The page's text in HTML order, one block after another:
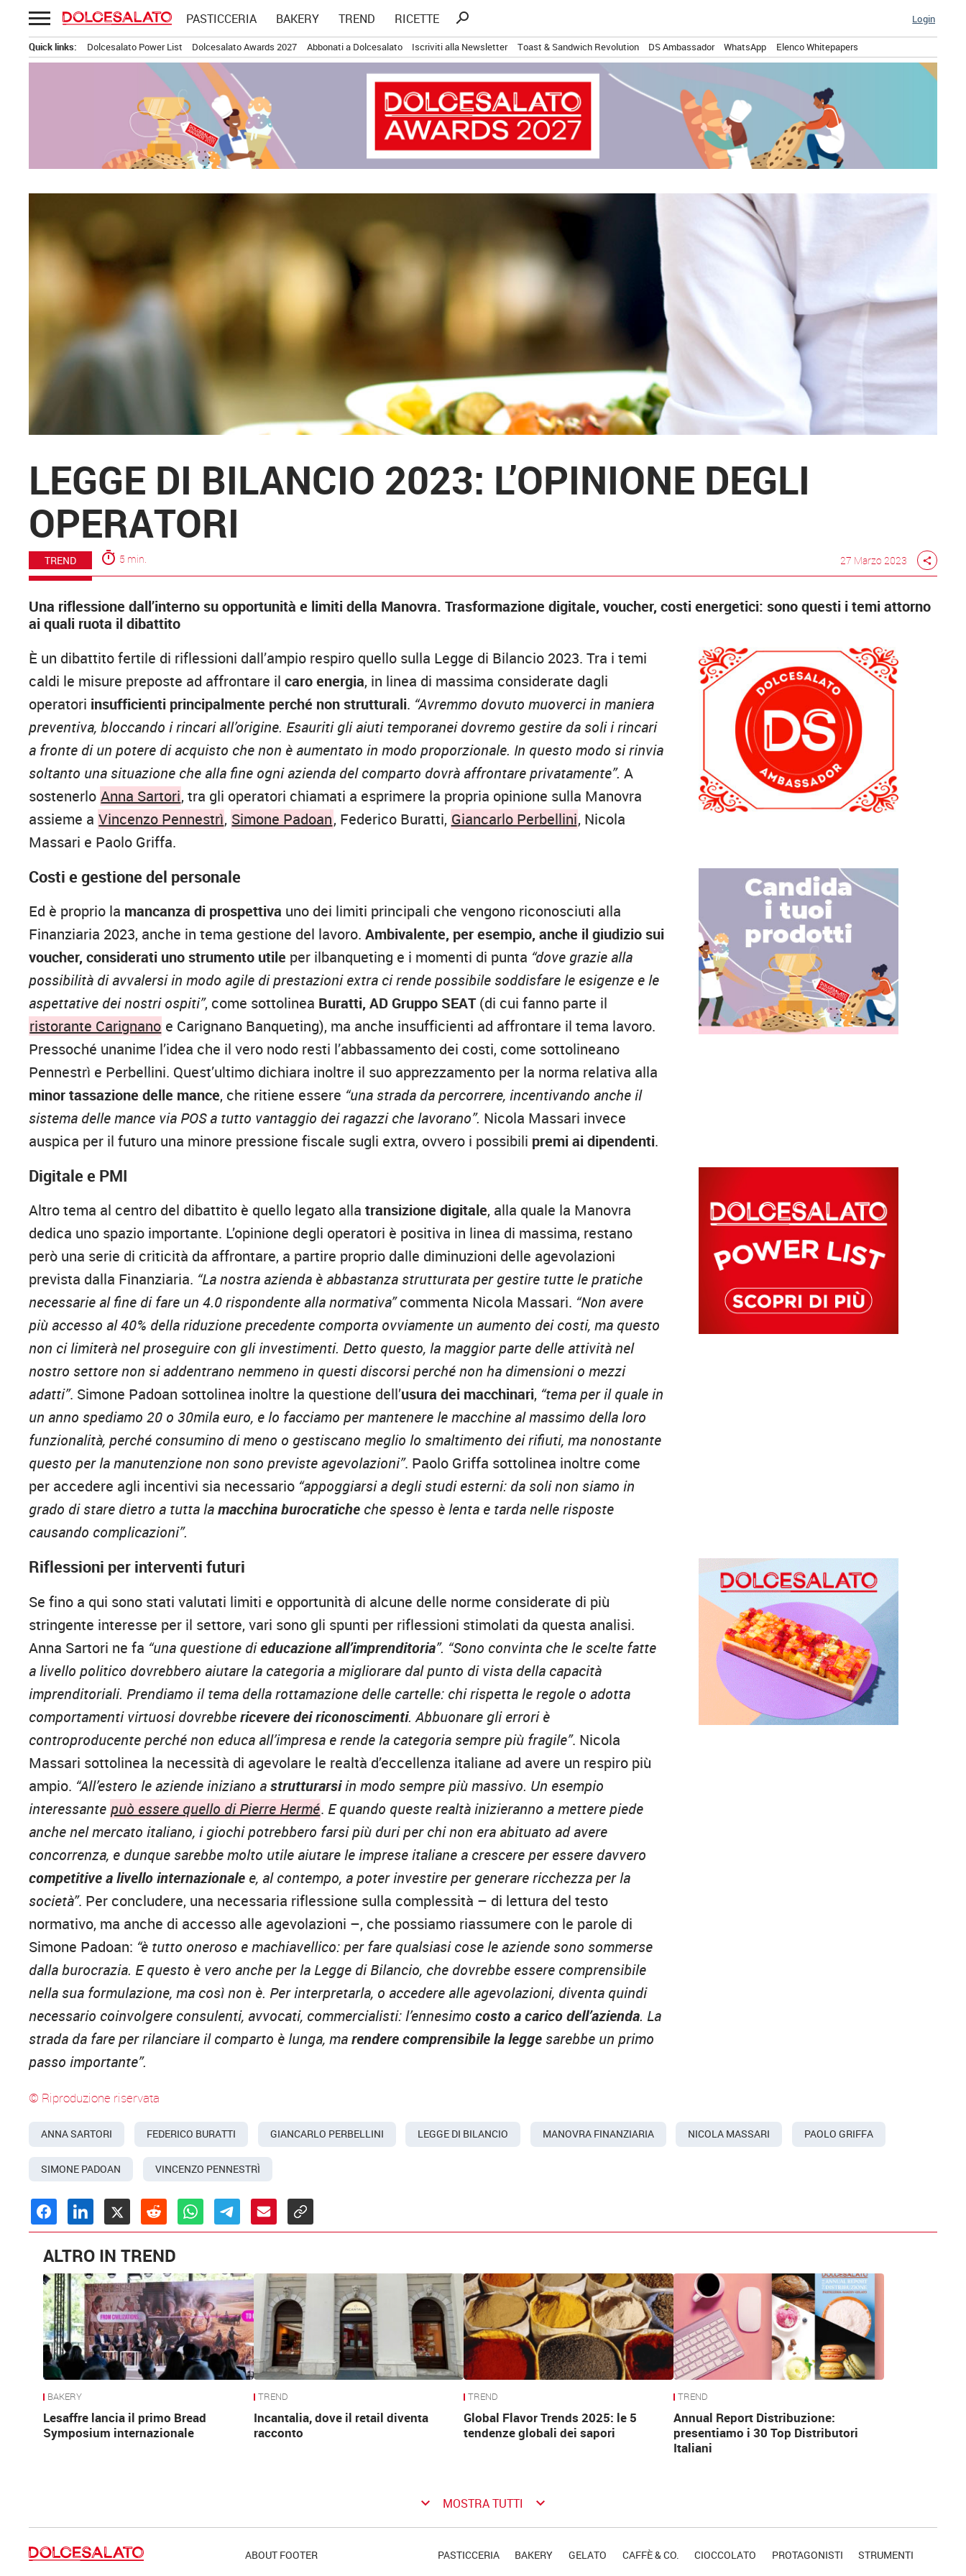
Passa
al
contenuto
PASTICCERIA BAKERY TREND RICETTE
Ricerca
search Login
Quick links: Dolcesalato Power List Dolcesalato Awards 2027 Abbonati a Dolcesalato Iscriviti alla Newsletter Toast & Sandwich Revolution DS Ambassador WhatsApp Elenco Whitepapers
LEGGE DI BILANCIO 2023: L’OPINIONE DEGLI
OPERATORI
TREND timer 5 min. 27 Marzo 2023 share
Una riflessione dall’interno su opportunità e limiti della Manovra. Trasformazione digitale, voucher, costi energetici: sono questi i temi attorno
ai quali ruota il dibattito
È un dibattito fertile di riflessioni dall’ampio respiro quello sulla Legge di Bilancio 2023. Tra i temi
caldi le misure preposte ad affrontare ilcaro energia, in linea di massima considerate dagli
operatori insufficienti principalmente perché non strutturali. “Avremmo dovuto muoverci in maniera
preventiva, bloccando i rincari all’origine. Esauriti gli aiuti temporanei dovremo gestire da soli i rincari
a fronte di un potere di acquisto che non è aumentato in modo proporzionale. In questo modo si rinvia
soltanto una situazione che alla fine ogni azienda del comparto dovrà affrontare privatamente”. A
sostenerlo Anna Sartori, tra gli operatori chiamati a esprimere la propria opinione sulla Manovra
assieme a Vincenzo Pennestrì, Simone Padoan, Federico Buratti, Giancarlo Perbellini, Nicola
Massari e Paolo Griffa.
Costi e gestione del personale
Ed è proprio la mancanza di prospettiva uno dei limiti principali che vengono riconosciuti alla
Finanziaria 2023, anche in tema gestione del lavoro.Ambivalente, per esempio, anche il giudizio sui
voucher, considerati uno strumento utile per ilbanqueting e i momenti di punta “dove grazie alla
possibilità di avvalersi in modo agile di prestazioni extra ci rende possibile soddisfare le esigenze e le
aspettative dei nostri ospiti”, come sottolinea Buratti, AD Gruppo SEAT(di cui fanno parte il
ristorante Carignano e Carignano Banqueting), ma anche insufficienti ad affrontare il tema lavoro.
Pressoché unanime l’idea che il vero nodo resti l’abbassamento dei costi, come sottolineano
Pennestrì e Perbellini. Quest’ultimo dichiara inoltre il suo apprezzamento per la norma relativa alla
minor tassazione delle mance, che ritiene essere “una strada da percorrere, incentivando anche il
sistema delle mance via POS a tutto vantaggio dei ragazzi che lavorano”. Nicola Massari invece
auspica per il futuro una minore pressione fiscale sugli extra, ovvero i possibili premi ai dipendenti.
Digitale e PMI
Altro tema al centro del dibattito è quello legato allatransizione digitale, alla quale la Manovra
dedica uno spazio importante. L’opinione degli operatori è positiva in linea di massima, restano
però una serie di criticità da affrontare, a partire proprio dalle diminuzioni delle agevolazioni
prevista dalla Finanziaria. “La nostra azienda è abbastanza strutturata per gestire tutte le pratiche
necessarie al fine di fare un 4.0 rispondente alla normativa”commenta Nicola Massari. “Non avere
più accesso al 40% della riduzione precedente comporta ovviamente un aumento dei costi, ma questo
non ci limiterà nel proseguire con gli investimenti. Detto questo, la maggior parte delle attività nel
nostro settore non si addentrano nemmeno in questi discorsi perché non ha dimensioni o mezzi
adatti”. Simone Padoan sottolinea inoltre la questione dell’usura dei macchinari, “tema per il quale in
un anno spediamo 20 o 30mila euro, e lo facciamo per mantenere le macchine al massimo della loro
funzionalità, perché consumino di meno o gestiscano meglio lo smaltimento dei rifiuti, ma nonostante
questo per la manutenzione non sono previste agevolazioni”. Paolo Griffa sottolinea inoltre come
per accedere agli incentivi sia necessario “appoggiarsi a degli studi esterni: da soli non siamo in
grado di stare dietro a tutta lamacchina burocratiche che spesso è lenta e tarda nelle risposte
causando complicazioni”.
Riflessioni per interventi futuri
Se fino a qui sono stati valutati limiti e opportunità di alcune delle norme considerate di più
stringente interesse per il settore, vari sono gli spunti per riflessioni stimolati da questa analisi.
Anna Sartori ne fa “una questione dieducazione all’imprenditoria”. “Sono convinta che le scelte fatte
a livello politico dovrebbero aiutare la categoria a migliorare dal punto di vista della capacità
imprenditoriali. Prendiamo il tema della rottamazione delle cartelle: chi rispetta le regole o adotta
comportamenti virtuosi dovrebbericevere dei riconoscimenti. Abbuonare gli errori è
controproducente perché non educa all’impresa e rende la categoria sempre più fragile”. Nicola
Massari sottolinea la necessità di agevolare le realtà d’eccellenza italiane ad avere un respiro più
ampio. “All’estero le aziende iniziano astrutturarsiin modo sempre più massivo. Un esempio
interessante può essere quello di Pierre Hermé. E quando queste realtà inizieranno a mettere piede
anche nel mercato italiano, i giochi potrebbero farsi più duri per chi non era abituato ad avere
concorrenza, e dunque sarebbe molto utile aiutare le imprese italiane a crescere per essere davvero
competitive a livello internazionale e, al contempo, a poter investire per generare ricchezza per la
società”. Per concludere, una necessaria riflessione sulla complessità – di lettura del testo
normativo, ma anche di accesso alle agevolazioni –, che possiamo riassumere con le parole di
Simone Padoan: “è tutto oneroso e machiavellico: per fare qualsiasi cose le aziende sono sommerse
dalla burocrazia. E questo è vero anche per la Legge di Bilancio, che dovrebbe essere comprensibile
nella sua formulazione, ma così non è. Per interpretarla, o accedere alle agevolazioni, diventa quindi
necessario coinvolgere consulenti, avvocati, commercialisti: l’ennesimocosto a carico dell’azienda. La
strada da fare per rilanciare il comparto è lunga, marendere comprensibile la legge sarebbe un primo
passo importante”.
© Riproduzione riservata
ANNA SARTORI FEDERICO BURATTI GIANCARLO PERBELLINI LEGGE DI BILANCIO MANOVRA FINANZIARIA NICOLA MASSARI PAOLO GRIFFA
SIMONE PADOAN VINCENZO PENNESTRÌ
ALTRO IN TREND
BAKERY
Lesaffre lancia il primo Bread
Symposium internazionale
TREND
Incantalia, dove il retail diventa
racconto
TREND
Global Flavor Trends 2025: le 5
tendenze globali dei sapori
TREND
Annual Report Distribuzione:
presentiamo i 30 Top Distributori
Italiani
keyboard_arrow_down MOSTRA TUTTI keyboard_arrow_down
ABOUT FOOTER
PASTICCERIA BAKERY GELATO CAFFÈ & CO. CIOCCOLATO PROTAGONISTI STRUMENTI